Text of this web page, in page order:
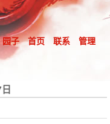
园子 首页 联系 管理